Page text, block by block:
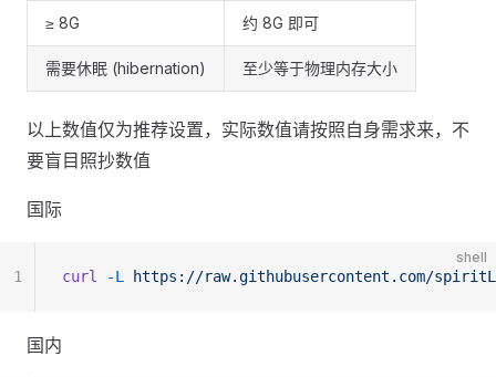
≥ 8G 约 8G 即可
需要休眠 (hibernation) 至少等于物理内存大小
以上数值仅为推荐设置，实际数值请按照自身需求来，不
要盲目照抄数值
国际
shell
curl -L https://raw.githubusercontent.com/
1
国内